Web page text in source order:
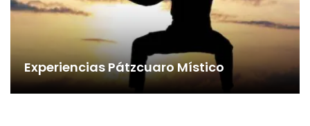
Experiencias Pátzcuaro Místico